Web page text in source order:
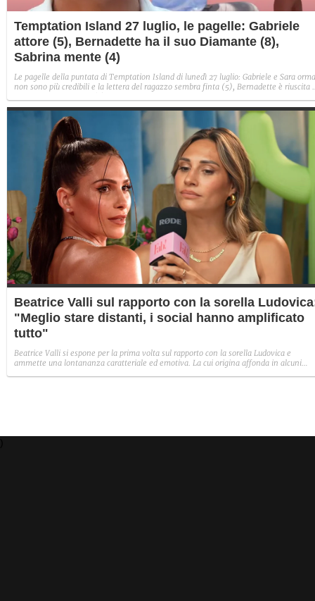
Temptation Island 27 luglio, le pagelle: Gabriele
attore (5), Bernadette ha il suo Diamante (8),
Sabrina mente (4)
Le pagelle della puntata di Temptation Island di lunedì 27 luglio: Gabriele e Sara
non sono più credibili e la lettera del ragazzo sembra finta (5), Bernadette è riuscita
Giovanni che se stessa in un solo momento (4).
Beatrice Valli sul rapporto con la sorella
"Meglio stare distanti, i social hanno amplificato
tutto"
Beatrice Valli si espone per la prima volta sul rapporto con la sorella Ludovica e
ammette una lontananza caratteriale ed emotiva. La cui origina affonda in alcuni